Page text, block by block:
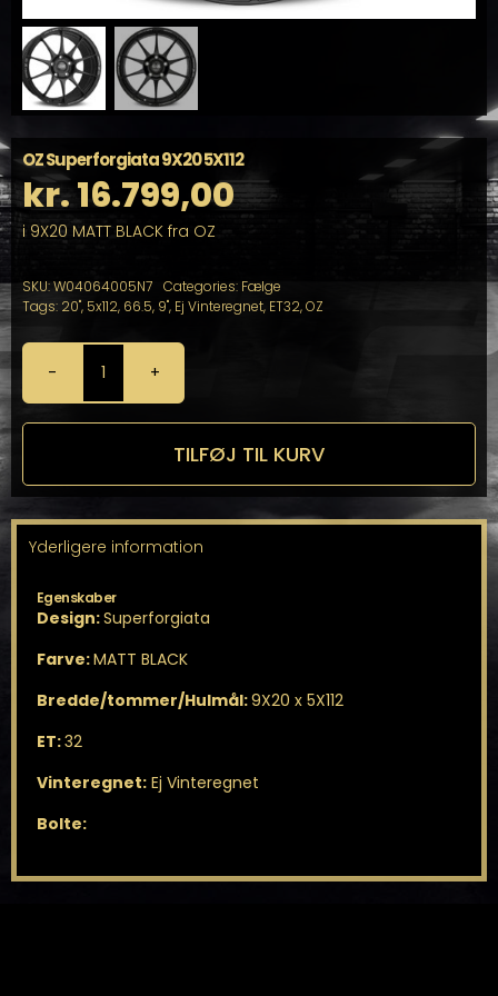
OZ Superforgiata 9X20 5X112
kr.16.799,00
i 9X20 MATT BLACK fra OZ
SKU:W04064005N7 Categories: Fælge
Tags: 20", 5x112, 66.5, 9", Ej Vinteregnet, ET32,OZ
OZ
Superforgiata
9X20
TILFØJ TIL KURV
Yderligere information
Egenskaber
Design:Superforgiata
Farve:MATT BLACK
Bredde/tommer/Hulmål:9X20 x 5X112
ET:32
Vinteregnet:Ej Vinteregnet
Bolte: